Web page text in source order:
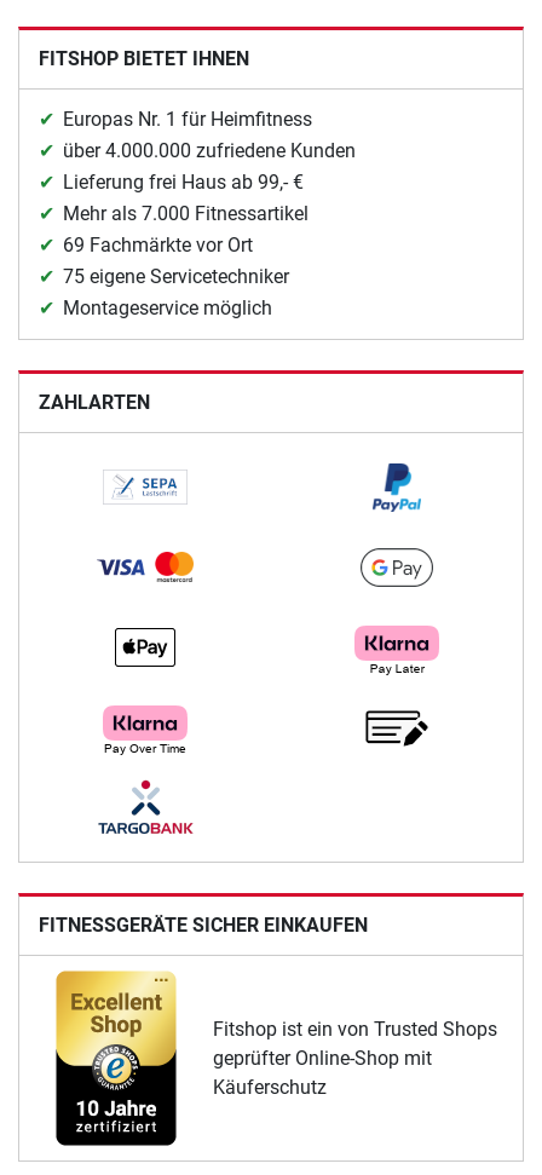
FITSHOP BIETET IHNEN
Europas Nr. 1 für Heimfitness
über 4.000.000 zufriedene Kunden
Lieferung frei Haus ab 99,- €
Mehr als 7.000 Fitnessartikel
69 Fachmärkte vor Ort
75 eigene Servicetechniker
Montageservice möglich
ZAHLARTEN
FITNESSGERÄTE SICHER EINKAUFEN
Fitshop ist ein von Trusted Shops
geprüfter Online-Shop mit
Käuferschutz